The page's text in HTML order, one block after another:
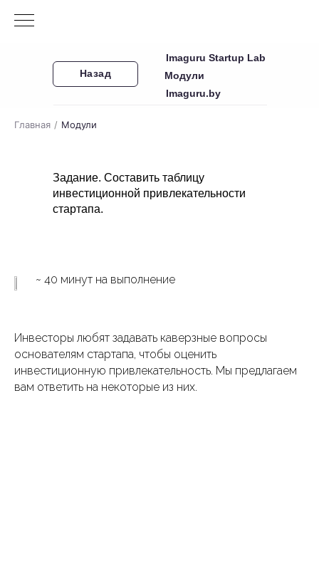
Imaguru Startup Lab
Назад
Модули
Imaguru.by
Главная / Модули
Задание. Составить таблицу
инвестиционной привлекательности
стартапа.
~ 40 минут на выполнение
Инвесторы любят задавать каверзные вопросы
основателям стартапа, чтобы оценить
инвестиционную привлекательность. Мы предлагаем
вам ответить на некоторые из них.